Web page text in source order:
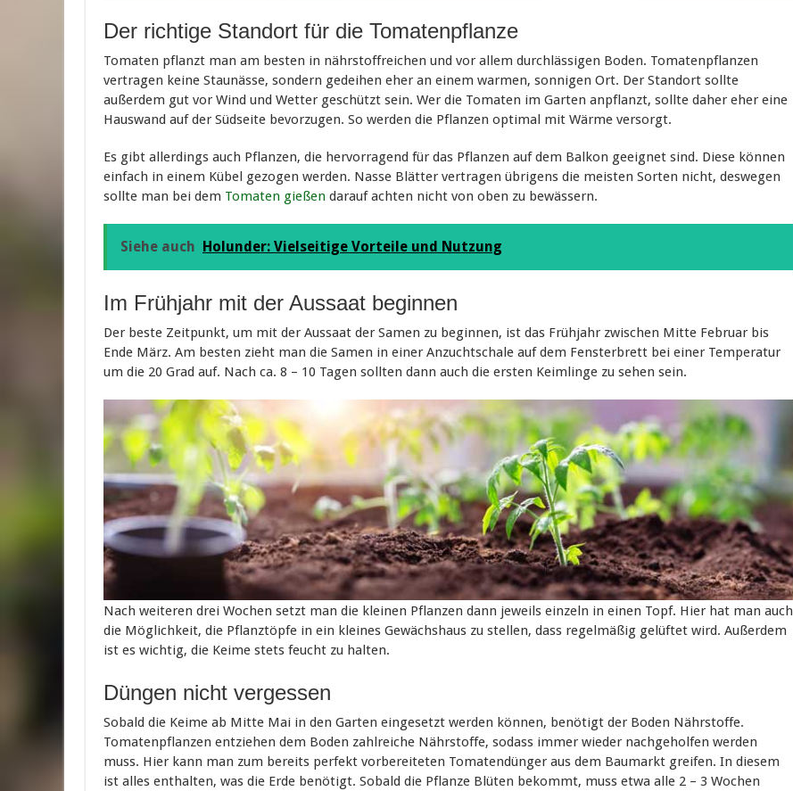
Der richtige Standort für die Tomatenpflanze
Tomaten pflanzt man am besten in nährstoffreichen und vor allem durchlässigen Boden. Tomatenpflanzen
vertragen keine Staunässe, sondern gedeihen eher an einem warmen, sonnigen Ort. Der Standort sollte
außerdem gut vor Wind und Wetter geschützt sein. Wer die Tomaten im Garten anpflanzt, sollte daher eher eine
Hauswand auf der Südseite bevorzugen. So werden die Pflanzen optimal mit Wärme versorgt.
Es gibt allerdings auch Pflanzen, die hervorragend für das Pflanzen auf dem Balkon geeignet sind. Diese können
einfach in einem Kübel gezogen werden. Nasse Blätter vertragen übrigens die meisten Sorten nicht, deswegen
sollte man bei dem Tomaten gießen darauf achten nicht von oben zu bewässern.
Siehe auch Holunder: Vielseitige Vorteile und Nutzung
Im Frühjahr mit der Aussaat beginnen
Der beste Zeitpunkt, um mit der Aussaat der Samen zu beginnen, ist das Frühjahr zwischen Mitte Februar bis
Ende März. Am besten zieht man die Samen in einer Anzuchtschale auf dem Fensterbrett bei einer Temperatur
um die 20 Grad auf. Nach ca. 8 – 10 Tagen sollten dann auch die ersten Keimlinge zu sehen sein.
Nach weiteren drei Wochen setzt man die kleinen Pflanzen dann jeweils einzeln in einen Topf. Hier hat man auch
die Möglichkeit, die Pflanztöpfe in ein kleines Gewächshaus zu stellen, dass regelmäßig gelüftet wird. Außerdem
ist es wichtig, die Keime stets feucht zu halten.
Düngen nicht vergessen
Sobald die Keime ab Mitte Mai in den Garten eingesetzt werden können, benötigt der Boden Nährstoffe.
Tomatenpflanzen entziehen dem Boden zahlreiche Nährstoffe, sodass immer wieder nachgeholfen werden
muss. Hier kann man zum bereits perfekt vorbereiteten Tomatendünger aus dem Baumarkt greifen. In diesem
ist alles enthalten, was die Erde benötigt. Sobald die Pflanze Blüten bekommt, muss etwa alle 2 – 3 Wochen